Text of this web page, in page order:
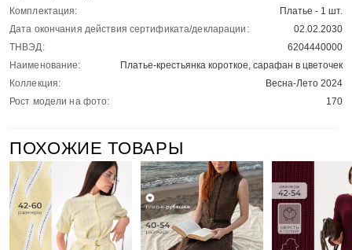
Комплектация:
Платье - 1 шт.
Дата окончания действия сертификата/декларации:
02.02.2030
ТНВЭД:
6204440000
Наименование:
Платье-крестьянка короткое, сарафан в цветочек
Коллекция:
Весна-Лето 2024
Рост модели на фото:
170
ПОХОЖИЕ ТОВАРЫ